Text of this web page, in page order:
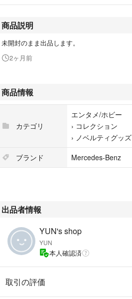
商品説明
未開封のまま出品します。
2ヶ月前
商品情報
カテゴリ
エンタメ/ホビー
› コレクション
› ノベルティグッズ
ブランド
Mercedes-Benz
出品者情報
YUN's shop
YUN
本人確認済
取引の評価